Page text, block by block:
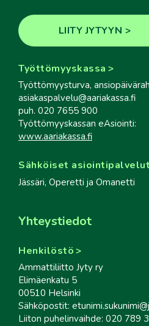
LIITY JYTYYN
Työttömyyskassa
Työttömyysturva,
asiakaspalvelu@aariakassa.fi
puh. 020 7655 900
Työttömyyskassan eAsiointi:
www.aariakassa.fi
Sähköiset asiointipalvelut
Jässäri, Operetti ja Omanetti
Yhteystiedot
Henkilöstö
Ammattiliitto Jyty ry
Elimäenkatu 5
00510 Helsinki
Sähköpostit:
Liiton puhelinvaihde: 020 789